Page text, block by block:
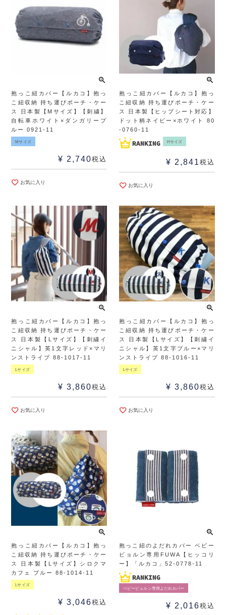
抱っこ紐カバー【ルカコ】抱っ
こ紐収納 持ち運びポーチ・ケー
ス 日本製【Mサイズ】【刺繍】
自転車ホワイト×ダンガリーブ
ルー 0921-11
Mサイズ
¥ 2,740税込
お気に入り
抱っこ紐カバー【ルカコ】抱っ
こ紐収納 持ち運びポーチ・ケー
ス 日本製【ヒップシート対応】
ドット柄ネイビー×ホワイト 80
-0760-11
Hサイズ
¥ 2,841 税込
お気に入り
抱っこ紐カバー【ルカコ】抱っ
こ紐収納 持ち運びポーチ・ケー
ス 日本製【Lサイズ】【刺繍イ
ニシャル】英1文字レッド×マリ
ンストライプ 88-1017-11
Lサイズ
¥ 3,860税込
お気に入り
抱っこ紐カバー【ルカコ】抱っ
こ紐収納 持ち運びポーチ・ケー
ス 日本製【Lサイズ】【刺繍イ
ニシャル】英1文字ブルー×マリ
ンストライプ 88-1016-11
Lサイズ
¥ 3,860税込
お気に入り
抱っこ紐カバー【ルカコ】抱っ
こ紐収納 持ち運びポーチ・ケー
ス 日本製【Lサイズ】シロクマ
カフェ ブルー 88-1014-11
Lサイズ
¥ 3,046税込
抱っこ紐のよだれカバー ベビー
ビョルン専用FUWA【ヒッコリ
ー】「ルカコ」52-0778-11
ベビービョルン専用よだれカバー
¥ 2,016税込